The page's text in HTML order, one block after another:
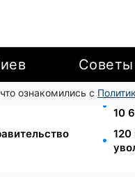
Советы
ознакомились с
до 540 грн в
10
120